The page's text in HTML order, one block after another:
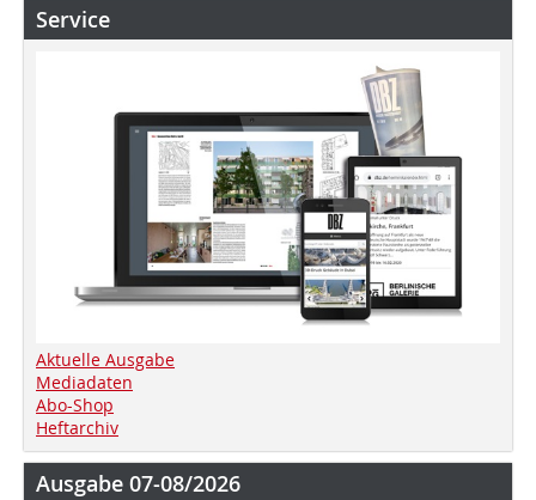
Service
Aktuelle Ausgabe
Mediadaten
Abo-Shop
Heftarchiv
Ausgabe 07-08/2026